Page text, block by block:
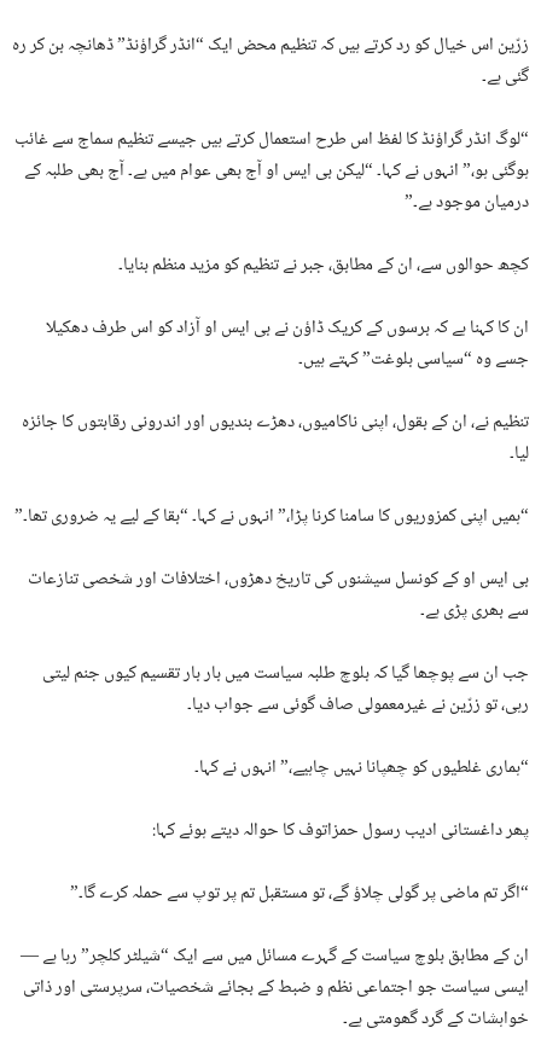
زرّین اس خیال کو رد کرتے ہیں کہ تنظیم محض ایک “انڈر گراؤنڈ” ڈھانچہ بن کر رہ
گئی ہے۔
“لوگ انڈر گراؤنڈ کا لفظ اس طرح استعمال کرتے ہیں جیسے تنظیم سماج سے غائب
ہوگئی ہو،” انہوں نے کہا۔ “لیکن بی ایس او آج بھی عوام میں ہے۔ آج بھی طلبہ کے
درمیان موجود ہے۔”
کچھ حوالوں سے، ان کے مطابق، جبر نے تنظیم کو مزید منظم بنایا۔
ان کا کہنا ہے کہ برسوں کے کریک ڈاؤن نے بی ایس او آزاد کو اس طرف دھکیلا
جسے وہ “سیاسی بلوغت” کہتے ہیں۔
تنظیم نے، ان کے بقول، اپنی ناکامیوں، دھڑے بندیوں اور اندرونی رقابتوں کا جائزہ
لیا۔
“ہمیں اپنی کمزوریوں کا سامنا کرنا پڑا،” انہوں نے کہا۔ “بقا کے لیے یہ ضروری تھا۔”
بی ایس او کے کونسل سیشنوں کی تاریخ دھڑوں، اختلافات اور شخصی تنازعات
سے بھری پڑی ہے۔
جب ان سے پوچھا گیا کہ بلوچ طلبہ سیاست میں بار بار تقسیم کیوں جنم لیتی
رہی، تو زرّین نے غیرمعمولی صاف گوئی سے جواب دیا۔
“ہماری غلطیوں کو چھپانا نہیں چاہیے،” انہوں نے کہا۔
پھر داغستانی ادیب رسول حمزاتوف کا حوالہ دیتے ہوئے کہا:
“اگر تم ماضی پر گولی چلاؤ گے، تو مستقبل تم پر توپ سے حملہ کرے گا۔”
ان کے مطابق بلوچ سیاست کے گہرے مسائل میں سے ایک “شیلٹر کلچر” رہا ہے —
ایسی سیاست جو اجتماعی نظم و ضبط کے بجائے شخصیات، سرپرستی اور ذاتی
خواہشات کے گرد گھومتی ہے۔